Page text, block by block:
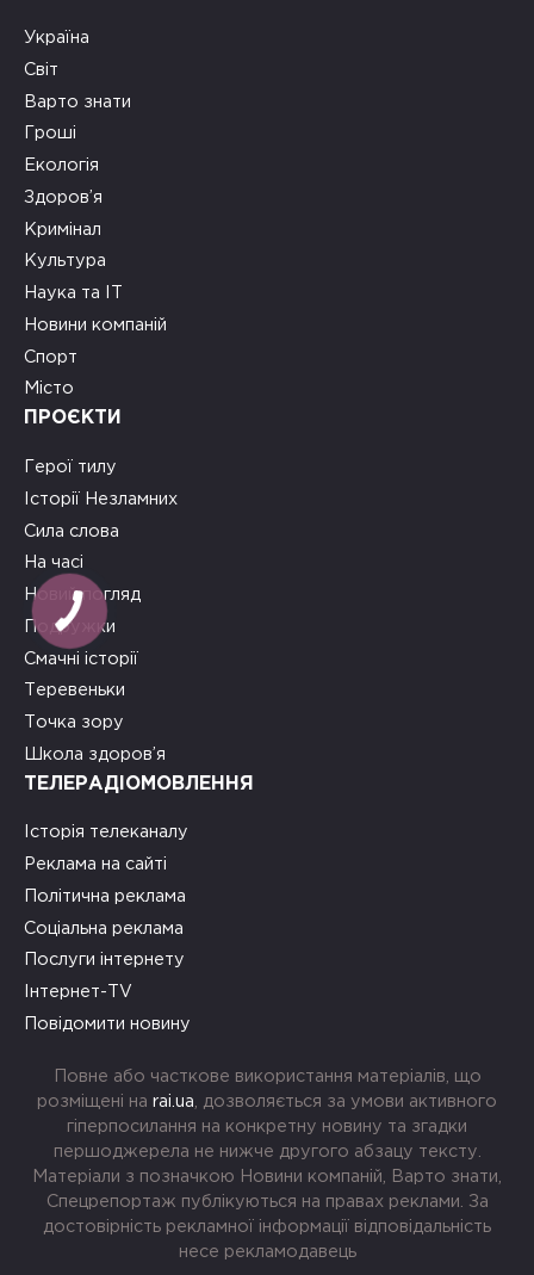
Україна
Світ
Варто знати
Гроші
Екологія
Здоров’я
Кримінал
Культура
Наука та ІТ
Новини компаній
Спорт
Місто
ПРОЄКТИ
Герої тилу
Історії Незламних
Сила слова
На часі
Новий погляд
Подружки
Смачні історії
Теревеньки
Точка зору
Школа здоров’я
ТЕЛЕРАДІОМОВЛЕННЯ
Історія телеканалу
Реклама на сайті
Політична реклама
Соціальна реклама
Послуги інтернету
Інтернет-TV
Повідомити новину
Повне або часткове використання матеріалів, що
розміщені на rai.ua , дозволяється за умови активного
гіперпосилання на конкретну новину та згадки
першоджерела не нижче другого абзацу тексту.
Матеріали з позначкою Новини компаній, Варто знати,
Спецрепортаж публікуються на правах реклами. За
достовірність рекламної інформації відповідальність
несе рекламодавець